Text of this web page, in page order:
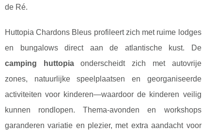
de Ré.
Huttopia Chardons Bleus profileert zich met ruime lodges
en bungalows direct aan de atlantische kust. De
camping huttopiaonderscheidt zich met autovrije
zones, natuurlijke speelplaatsen en georganiseerde
activiteiten voor kinderen—waardoor de kinderen veilig
kunnen rondlopen. Thema-avonden en workshops
garanderen variatie en plezier, met extra aandacht voor